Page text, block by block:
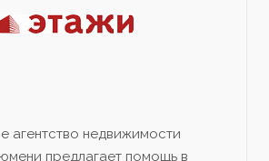
агентство недвижимости
предлагает помощь в